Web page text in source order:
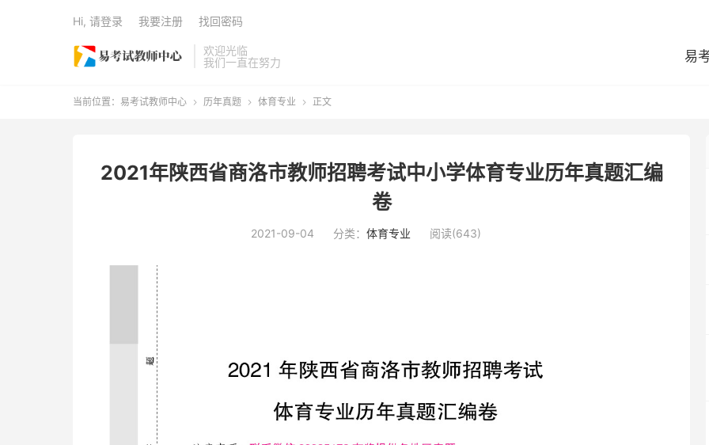
欢迎光临
我们一直在努力
易
Hi, 请登录 我要注册 找回密码
当前位置： 易考试教师中心  历年真题  体育专业  正文
2021年陕西省商洛市教师招聘考试中小学体育专业历年真题汇编
卷
2021-09-04 分类： 体育专业 阅读(643)